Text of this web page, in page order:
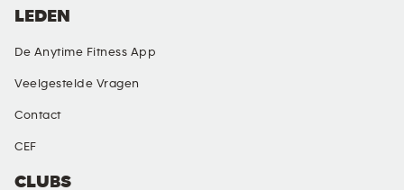
CLUBS
LEDEN
De Anytime Fitness App
Veelgestelde Vragen
Contact
CEF